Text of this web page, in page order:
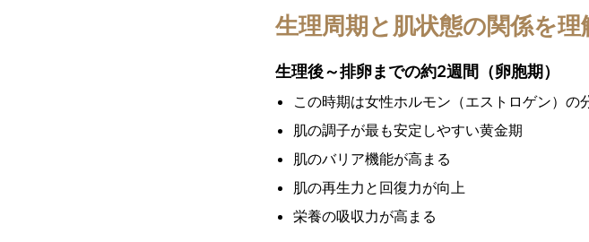
生理周期と肌状態の関係を理
生理後～排卵までの約2週間（卵胞期）
この時期は女性ホルモン（エストロゲン）の
肌の調子が最も安定しやすい黄金期
肌のバリア機能が高まる
肌の再生力と回復力が向上
栄養の吸収力が高まる